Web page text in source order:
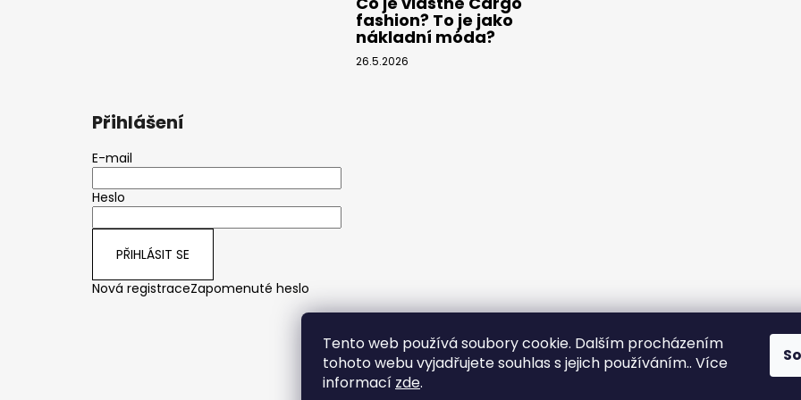
Tento web používá soubory cookie. Dalším procházením
tohoto webu vyjadřujete souhlas s jejich používáním.. Více
informací zde.
fashion? To je jako
nákladní móda?
26.5.2026
Přihlášení
E-mail
Heslo
PŘIHLÁSIT SE
Nová registraceZapomenuté heslo
yps